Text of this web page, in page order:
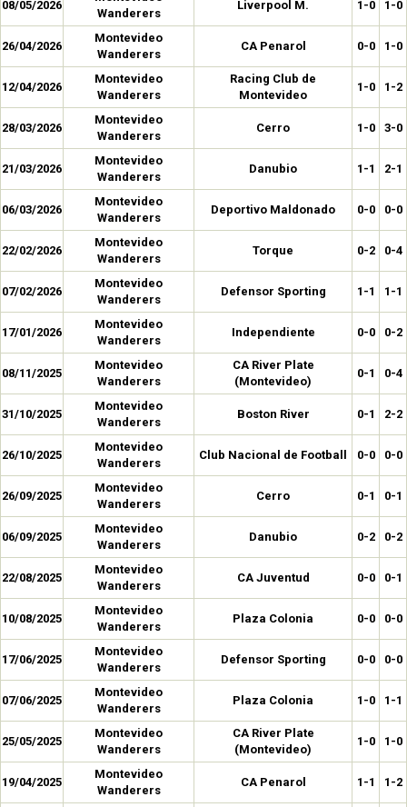
08/05/2026
Wanderers
Liverpool M. 1-0 1-0
26/04/2026
Montevideo
Wanderers
CA Penarol 0-0 1-0
12/04/2026
Montevideo
Wanderers
Racing Club de
Montevideo
1-0 1-2
28/03/2026
Montevideo
Wanderers
Cerro 1-0 3-0
21/03/2026
Montevideo
Wanderers
Danubio 1-1 2-1
06/03/2026
Montevideo
Wanderers
Deportivo Maldonado 0-0 0-0
22/02/2026
Montevideo
Wanderers
Torque 0-2 0-4
07/02/2026
Montevideo
Wanderers
Defensor Sporting 1-1 1-1
17/01/2026
Montevideo
Wanderers
Independiente 0-0 0-2
08/11/2025
Montevideo
Wanderers
CA River Plate
(Montevideo)
0-1 0-4
31/10/2025
Montevideo
Wanderers
Boston River 0-1 2-2
26/10/2025
Montevideo
Wanderers
Club Nacional de Football 0-0 0-0
26/09/2025
Montevideo
Wanderers
Cerro 0-1 0-1
06/09/2025
Montevideo
Wanderers
Danubio 0-2 0-2
22/08/2025
Montevideo
Wanderers
CA Juventud 0-0 0-1
10/08/2025
Montevideo
Wanderers
Plaza Colonia 0-0 0-0
17/06/2025
Montevideo
Wanderers
Defensor Sporting 0-0 0-0
07/06/2025
Montevideo
Wanderers
Plaza Colonia 1-0 1-1
25/05/2025
Montevideo
Wanderers
CA River Plate
(Montevideo)
1-0 1-0
19/04/2025
Montevideo
Wanderers
CA Penarol 1-1 1-2